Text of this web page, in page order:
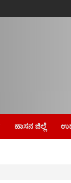
ಹಾಸನ ಜಿಲ್ಲೆ